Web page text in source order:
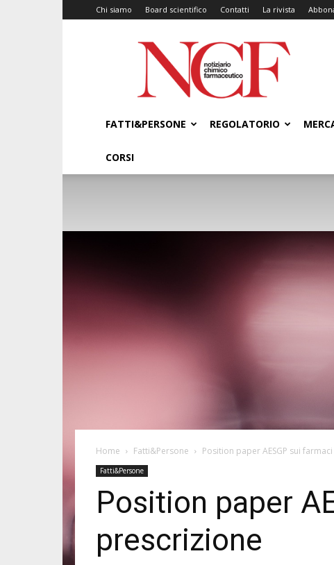
Chi siamo Board scientifico Contatti La rivista
NCF
–
Notiziario
Chimico
FATTI&PERSONE
REGOLATORIO
CORSI
Home Fatti&Persone Position paper AESGP sui
Fatti&Persone
Position paper
prescrizione